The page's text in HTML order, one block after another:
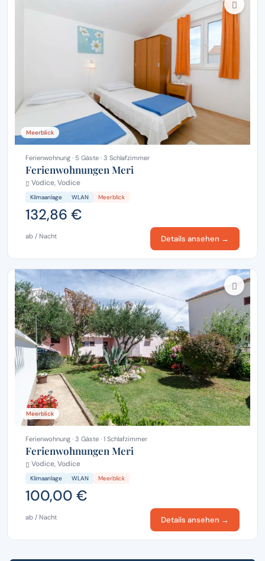
Meerblick
Ferienwohnung · 5 Gäste · 3 Schlafzimmer
Ferienwohnungen Meri
Vodice, Vodice
Klimaanlage WLAN Meerblick
132,86 €
ab / Nacht Details ansehen →
Meerblick
Ferienwohnung · 3 Gäste · 1 Schlafzimmer
Ferienwohnungen Meri
Vodice, Vodice
Klimaanlage WLAN Meerblick
100,00 €
ab / Nacht Details ansehen →